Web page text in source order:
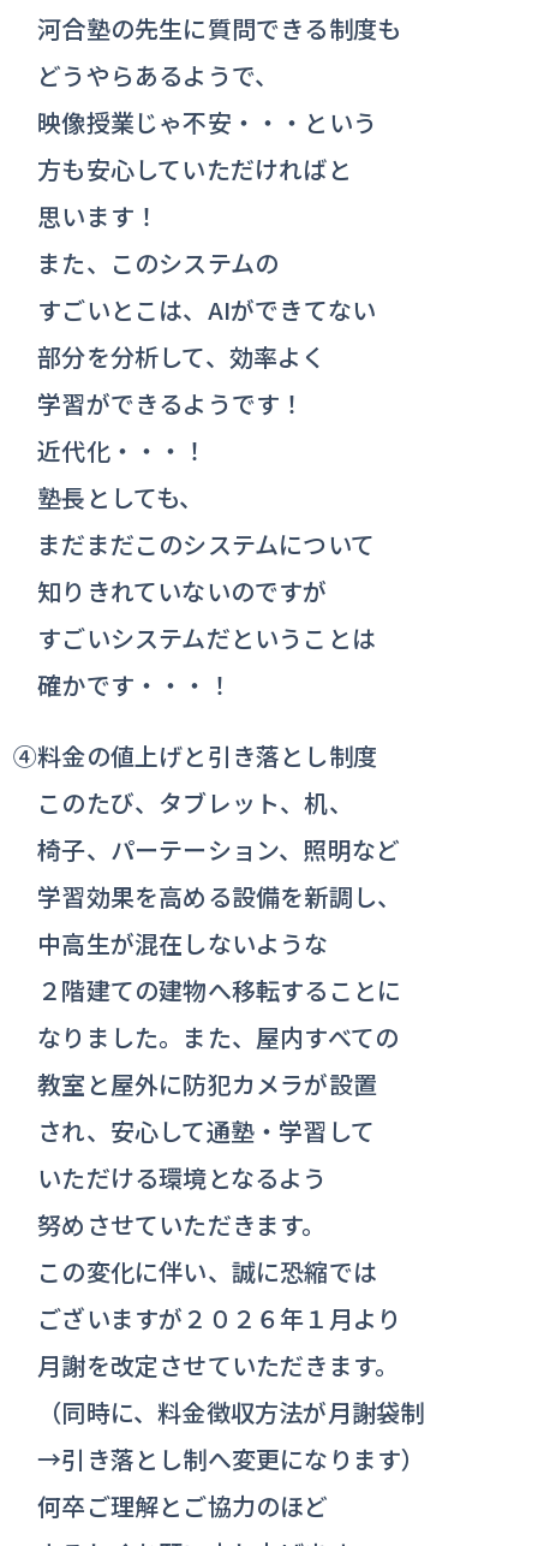
河合塾の先生に質問できる制度も
どうやらあるようで、
映像授業じゃ不安・・・という
方も安心していただければと
思います！
また、このシステムの
すごいとこは、AIができてない
部分を分析して、効率よく
学習ができるようです！
近代化・・・！
塾長としても、
まだまだこのシステムについて
知りきれていないのですが
すごいシステムだということは
確かです・・・！
④料金の値上げと引き落とし制度
このたび、タブレット、机、
椅子、パーテーション、照明など
学習効果を高める設備を新調し、
中高生が混在しないような
２階建ての建物へ移転することに
なりました。また、屋内すべての
教室と屋外に防犯カメラが設置
され、安心して通塾・学習して
いただける環境となるよう
努めさせていただきます。
この変化に伴い、誠に恐縮では
ございますが２０２６年１月より
月謝を改定させていただきます。
（同時に、料金徴収方法が月謝袋制
→引き落とし制へ変更になります）
何卒ご理解とご協力のほど